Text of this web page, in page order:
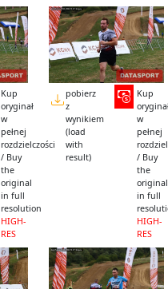
Kup
oryginał
w
pełnej
rozdzielczości
/ Buy
the
original
in full
resolution
HIGH-
RES
pobierz
z
wynikiem
(load
with
result)
Kup
w
pełnej
/ Buy
the
original
in full
HIGH-
RES